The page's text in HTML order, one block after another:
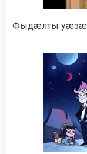
Фыдæлты